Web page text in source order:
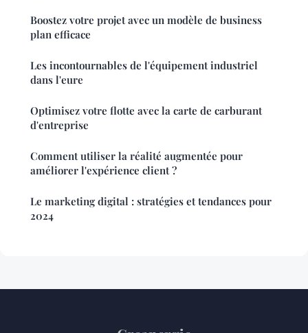
Boostez votre projet avec un modèle de business
plan efficace
Les incontournables de l'équipement industriel
dans l'eure
Optimisez votre flotte avec la carte de carburant
d'entreprise
Comment utiliser la réalité augmentée pour
améliorer l'expérience client ?
Le marketing digital : stratégies et tendances pour
2024